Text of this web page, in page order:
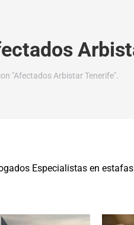
"Afectados Arbistar Tenerife".
Especialistas en